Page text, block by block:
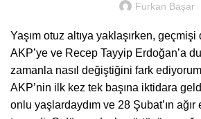
Furkan Başar
Yaşım otuz altıya yaklaşırken,
AKP’ye ve Recep Tayyip Erdoğan’a
zamanla nasıl değiştiğini fark
AKP’nin ilk kez tek başına iktidara
onlu yaşlardaydım ve 28 Şubat’ın